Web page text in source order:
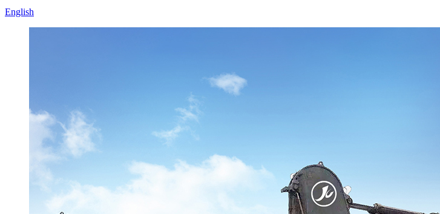
English